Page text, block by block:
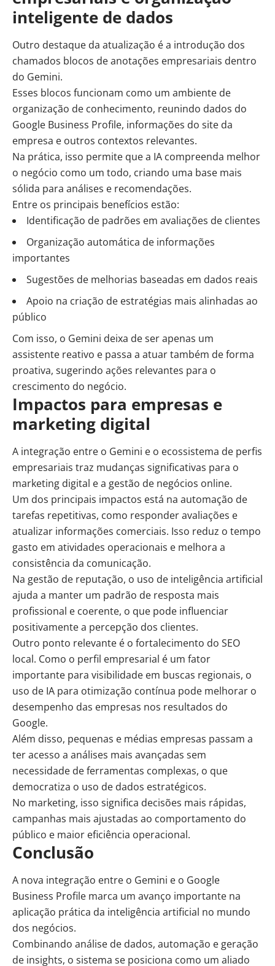
inteligente de dados
Outro destaque da atualização é a introdução dos
chamados blocos de anotações empresariais dentro
do Gemini.
Esses blocos funcionam como um ambiente de
organização de conhecimento, reunindo dados do
Google Business Profile, informações do site da
empresa e outros contextos relevantes.
Na prática, isso permite que a IA compreenda melhor
o negócio como um todo, criando uma base mais
sólida para análises e recomendações.
Entre os principais benefícios estão:
Identificação de padrões em avaliações de clientes
Organização automática de informações
importantes
Sugestões de melhorias baseadas em dados reais
Apoio na criação de estratégias mais alinhadas ao
público
Com isso, o Gemini deixa de ser apenas um
assistente reativo e passa a atuar também de forma
proativa, sugerindo ações relevantes para o
crescimento do negócio.
Impactos para empresas e
marketing digital
A integração entre o Gemini e o ecossistema de perfis
empresariais traz mudanças significativas para o
marketing digital e a gestão de negócios online.
Um dos principais impactos está na automação de
tarefas repetitivas, como responder avaliações e
atualizar informações comerciais. Isso reduz o tempo
gasto em atividades operacionais e melhora a
consistência da comunicação.
Na gestão de reputação, o uso de inteligência artificial
ajuda a manter um padrão de resposta mais
profissional e coerente, o que pode influenciar
positivamente a percepção dos clientes.
Outro ponto relevante é o fortalecimento do SEO
local. Como o perfil empresarial é um fator
importante para visibilidade em buscas regionais, o
uso de IA para otimização contínua pode melhorar o
desempenho das empresas nos resultados do
Google.
Além disso, pequenas e médias empresas passam a
ter acesso a análises mais avançadas sem
necessidade de ferramentas complexas, o que
democratiza o uso de dados estratégicos.
No marketing, isso significa decisões mais rápidas,
campanhas mais ajustadas ao comportamento do
público e maior eficiência operacional.
Conclusão
A nova integração entre o Gemini e o Google
Business Profile marca um avanço importante na
aplicação prática da inteligência artificial no mundo
dos negócios.
Combinando análise de dados, automação e geração
de insights, o sistema se posiciona como um aliado